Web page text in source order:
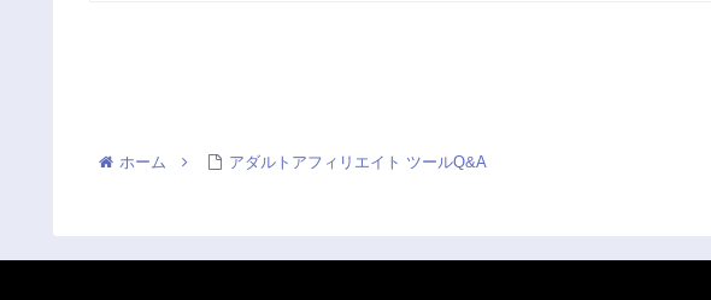
ホーム アダルトアフィリエイト ツールQ&A